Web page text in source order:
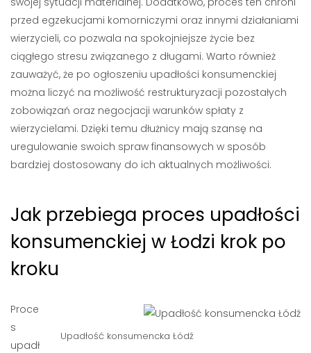
przed egzekucjami komorniczymi oraz innymi działaniami
wierzycieli, co pozwala na spokojniejsze życie bez
ciągłego stresu związanego z długami. Warto również
zauważyć, że po ogłoszeniu upadłości konsumenckiej
można liczyć na możliwość restrukturyzacji pozostałych
zobowiązań oraz negocjacji warunków spłaty z
wierzycielami. Dzięki temu dłużnicy mają szansę na
uregulowanie swoich spraw finansowych w sposób
bardziej dostosowany do ich aktualnych możliwości.
Jak przebiega proces upadłości
konsumenckiej w Łodzi krok po
kroku
Upadłość konsumencka Łódź
Proce
s
upadł